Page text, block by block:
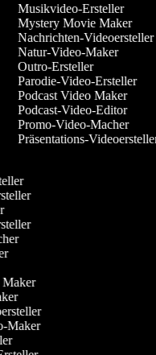
Musikvideo-Ersteller
Mystery Movie Maker
Nachrichten-Videoersteller
Natur-Video-Maker
Outro-Ersteller
Parodie-Video-Ersteller
Podcast Video Maker
Podcast-Video-Editor
Promo-Video-Macher
Präsentations-Videoersteller
Maker
Maker